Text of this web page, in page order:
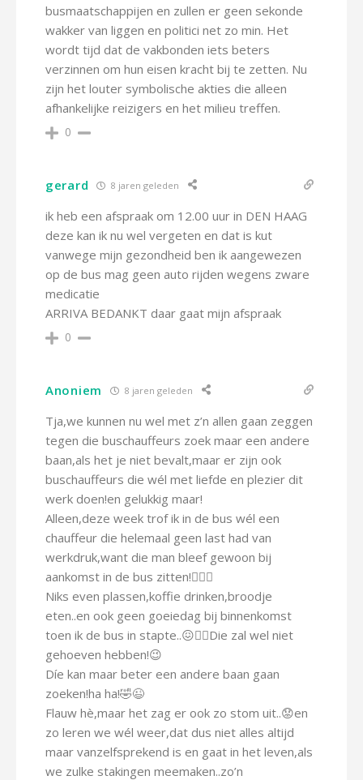
busmaatschappijen en zullen er geen sekonde
wakker van liggen en politici net zo min. Het
wordt tijd dat de vakbonden iets beters
verzinnen om hun eisen kracht bij te zetten. Nu
zijn het louter symbolische akties die alleen
afhankelijke reizigers en het milieu treffen.
0
gerard 8 jaren geleden
ik heb een afspraak om 12.00 uur in DEN HAAG
deze kan ik nu wel vergeten en dat is kut
vanwege mijn gezondheid ben ik aangewezen
op de bus mag geen auto rijden wegens zware
medicatie
ARRIVA BEDANKT daar gaat mijn afspraak
0
Anoniem 8 jaren geleden
Tja,we kunnen nu wel met z’n allen gaan zeggen
tegen die buschauffeurs zoek maar een andere
baan,als het je niet bevalt,maar er zijn ook
buschauffeurs die wél met liefde en plezier dit
werk doen!en gelukkig maar!
Alleen,deze week trof ik in de bus wél een
chauffeur die helemaal geen last had van
werkdruk,want die man bleef gewoon bij
aankomst in de bus zitten!🤷🏻‍♀️
Niks even plassen,koffie drinken,broodje
eten..en ook geen goeiedag bij binnenkomst
toen ik de bus in stapte..😖👎🏻Die zal wel niet
gehoeven hebben!😉
Díe kan maar beter een andere baan gaan
zoeken!ha ha!🤣😉
Flauw hè,maar het zag er ook zo stom uit..😟en
zo leren we wél weer,dat dus niet alles altijd
maar vanzelfsprekend is en gaat in het leven,als
we zulke stakingen meemaken..zo’n